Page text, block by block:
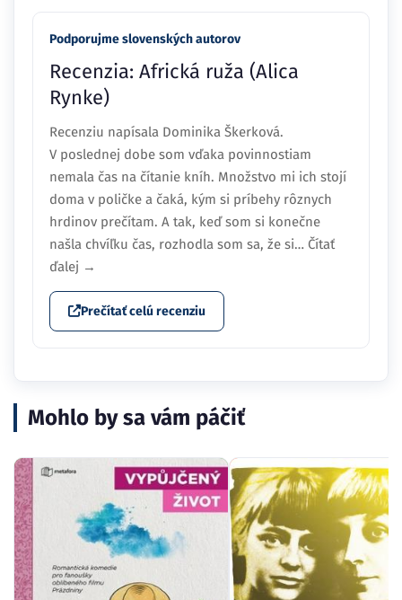
Podporujme slovenských autorov
Recenzia: Africká ruža (Alica
Rynke)
Recenziu napísala Dominika Škerková.
V poslednej dobe som vďaka povinnostiam
nemala čas na čítanie kníh. Množstvo mi ich stojí
doma v poličke a čaká, kým si príbehy rôznych
hrdinov prečítam. A tak, keď som si konečne
našla chvíľku čas, rozhodla som sa, že si… Čítať
ďalej →
Prečítať celú recenziu
Mohlo by sa vám páčiť